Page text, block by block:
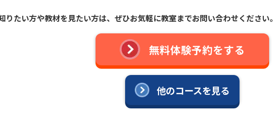
りたい方や教材を見たい方は、ぜひお気軽に教室までお問い合わせください。
無料体験予約をする
他のコースを見る